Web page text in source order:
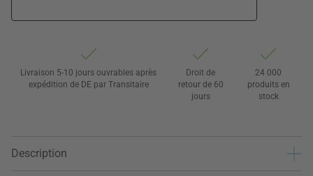
Livraison 5-10 jours ouvrables après
expédition de DE par Transitaire
Droit de
retour de 60
jours
24 000
produits en
stock
Description